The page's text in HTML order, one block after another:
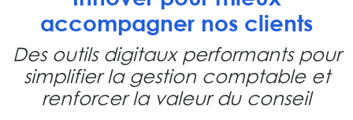
accompagner nos clients
Des outils digitaux performants pour
simplifier la gestion comptable et
renforcer la valeur du conseil